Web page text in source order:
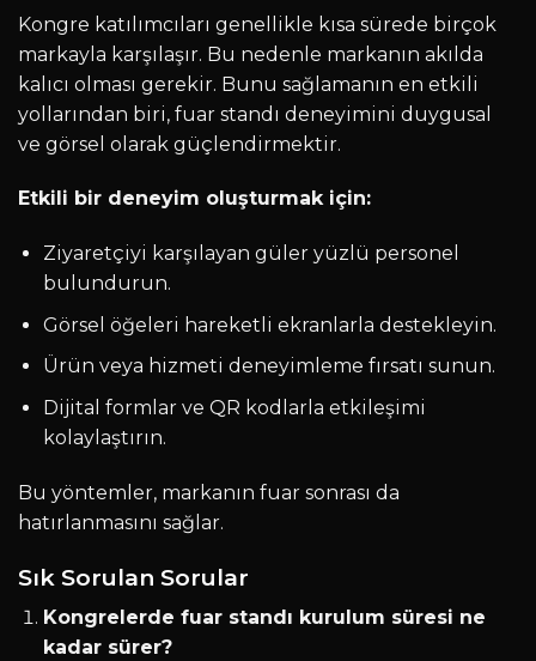
Kongre katılımcıları genellikle kısa sürede birçok
markayla karşılaşır. Bu nedenle markanın akılda
kalıcı olması gerekir. Bunu sağlamanın en etkili
yollarından biri, fuar standı deneyimini duygusal
ve görsel olarak güçlendirmektir.
Etkili bir deneyim oluşturmak için:
Ziyaretçiyi karşılayan güler yüzlü personel
bulundurun.
Görsel öğeleri hareketli ekranlarla destekleyin.
Ürün veya hizmeti deneyimleme fırsatı sunun.
Dijital formlar ve QR kodlarla etkileşimi
kolaylaştırın.
Bu yöntemler, markanın fuar sonrası da
hatırlanmasını sağlar.
Sık Sorulan Sorular
Kongrelerde fuar standı kurulum süresi ne
kadar sürer?